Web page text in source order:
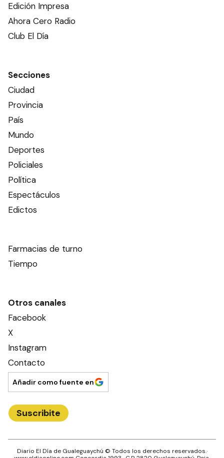
Edición Impresa
Ahora Cero Radio
Club El Día
Secciones
Ciudad
Provincia
País
Mundo
Deportes
Policiales
Política
Espectáculos
Edictos
Farmacias de turno
Tiempo
Otros canales
Facebook
X
Instagram
Contacto
Añadir como fuente en
Suscribite
Diario El Día de Gualeguaychú © Todos los derechos reservados.·